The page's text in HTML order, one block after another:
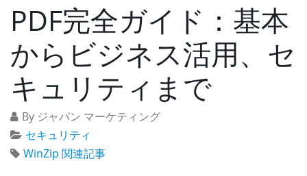
PDF完全ガイド：基本
からビジネス活用、セ
キュリティまで
By ジャパン マーケティング
セキュリティ
WinZip 関連記事